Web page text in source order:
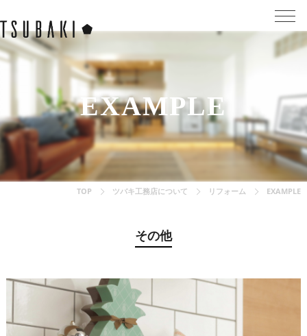
EXAMPLE
TOP ツバキ工務店について リフォーム EXAMPLE
その他